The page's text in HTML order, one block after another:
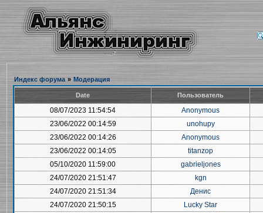
Индекс форума » Модерация
Date Пользователь
08/07/2023 11:54:54
Anonymous
23/06/2022 00:14:59
unohupy
23/06/2022 00:14:26
Anonymous
23/06/2022 00:14:05
titanzop
05/10/2020 11:59:00
gabrieljones
24/07/2020 21:51:47
kgn
24/07/2020 21:51:34
Денис
24/07/2020 21:50:15
Lucky Star